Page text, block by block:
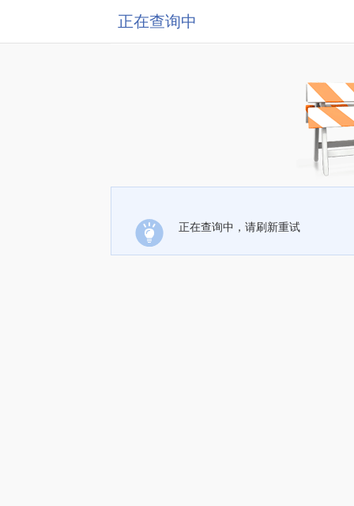
正在查询中
正在查询中，请刷新重试